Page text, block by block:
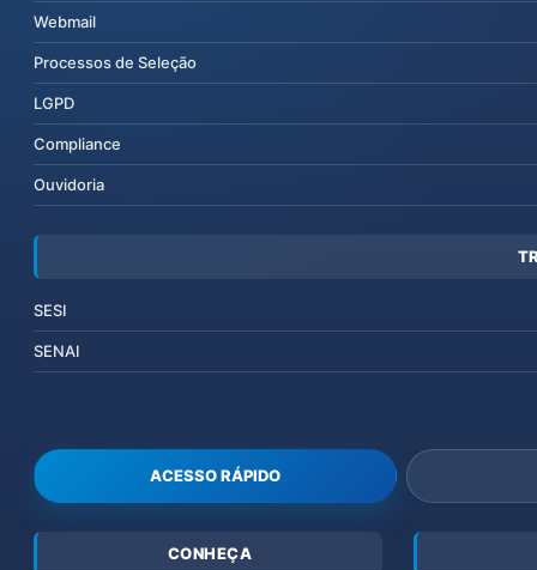
Webmail
Processos de Seleção
LGPD
Compliance
Ouvidoria
SESI
SENAI
ACESSO RÁPIDO
CONHEÇA